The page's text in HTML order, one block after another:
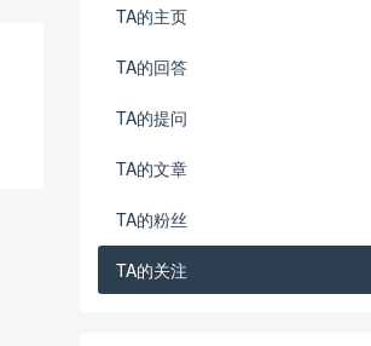
TA的主页
TA的回答
TA的提问
TA的文章
TA的粉丝
TA的关注